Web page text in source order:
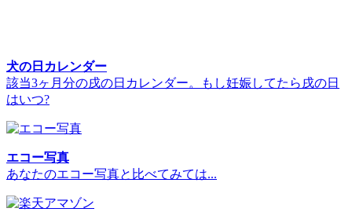
犬の日カレンダー
該当3ヶ月分の戌の日カレンダー。もし妊娠してたら戌の日
はいつ?
エコー写真
あなたのエコー写真と比べてみては...